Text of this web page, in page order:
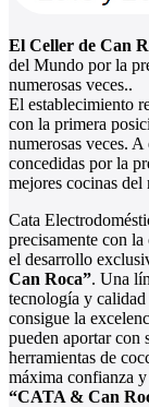
El Celler de Can
del Mundo por la
numerosas veces..
El establecimiento
con la primera
numerosas veces.
concedidas por la
mejores cocinas del
Cata
precisamente con
el desarrollo
Can Roca”. Una
tecnología y
consigue la
pueden aportar con
herramientas de
máxima confianza
“CATA & Can